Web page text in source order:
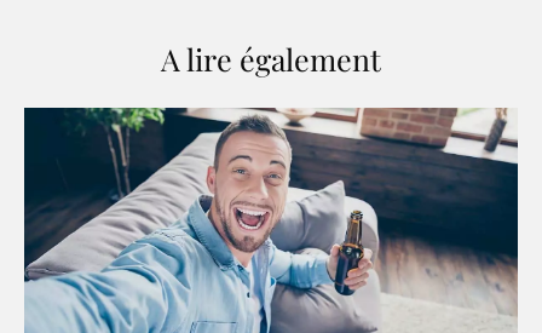
A lire également